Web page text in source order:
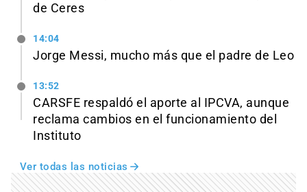
de Ceres
14:04
Jorge Messi, mucho más que el padre de Leo
13:52
CARSFE respaldó el aporte al IPCVA, aunque
reclama cambios en el funcionamiento del
Instituto
Ver todas las noticias